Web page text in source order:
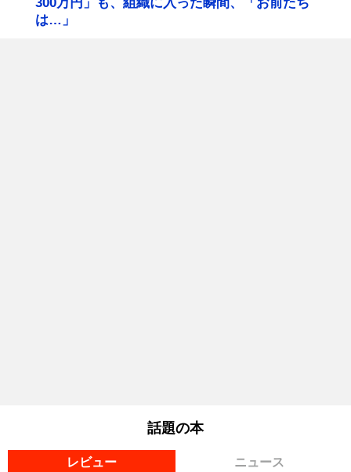
は…」
話題の本
レビュー ニュース